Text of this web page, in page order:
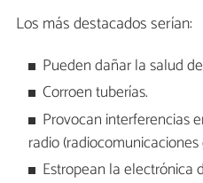
Los más destacados serían:
Pueden dañar la salud
Corroen tuberías.
Provocan interferencias
radio
Estropean la electrónica